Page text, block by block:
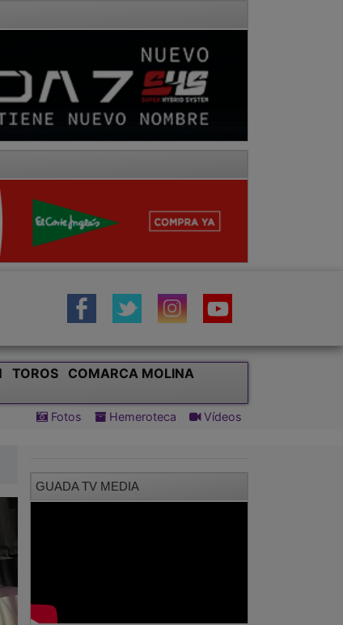
TOROS
COMARCA MOLINA
Fotos Hemeroteca Vídeos
GUADA TV MEDIA